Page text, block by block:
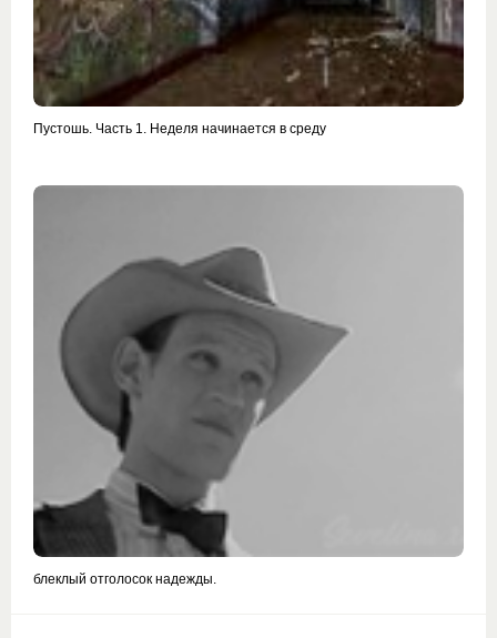
Пустошь. Часть 1. Неделя начинается в среду
блеклый отголосок надежды.